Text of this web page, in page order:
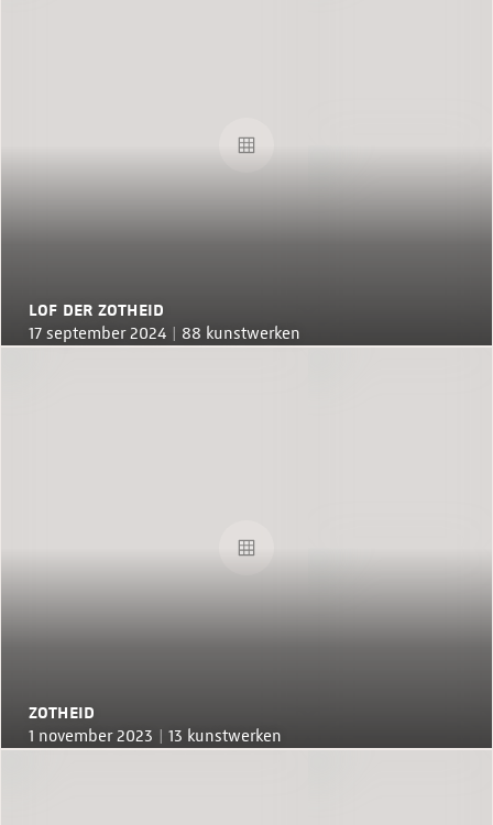
LOF DER ZOTHEID
17 september 2024 | 88 kunstwerken
ZOTHEID
1 november 2023 | 13 kunstwerken